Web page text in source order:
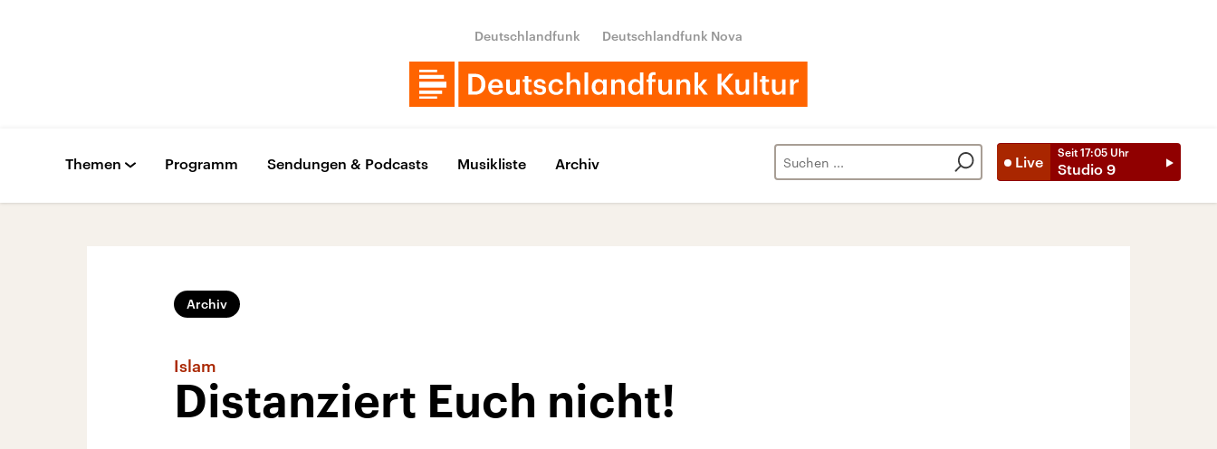
Deutschlandfunk Deutschlandfunk Nova
Live
Seit 17:05 Uhr
Studio 9
Themen Programm Sendungen & Podcasts Musikliste Archiv
Archiv
Islam
Distanziert Euch nicht!